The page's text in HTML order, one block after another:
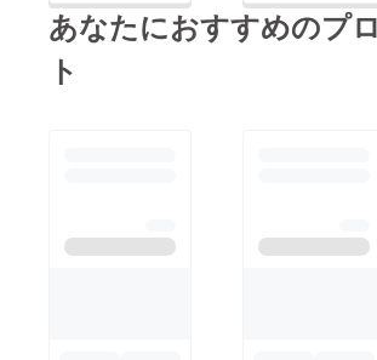
あなたにおすすめのプ
ト